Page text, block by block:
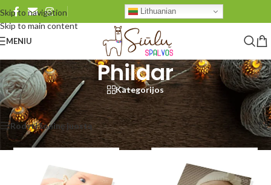
Skip to navigation
Skip to main content
Lithuanian
MENIU
Phildar
Kategorijos
Pradžia/Produkto Brand Phildar Rodomi visi rezultatai: 19
Rodyti šoninę juostą Rodyti 48 96 Visi